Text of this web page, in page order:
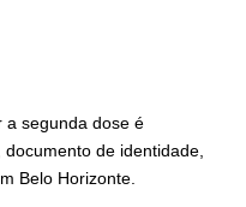
a segunda dose é
de identidade,
Belo Horizonte.